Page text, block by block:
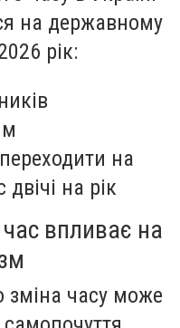
на державному
рік:
на
на рік
час впливає на
часу може